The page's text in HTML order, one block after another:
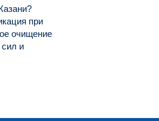
при
очищение
сил и